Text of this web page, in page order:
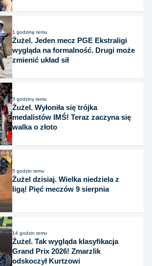
1 godzinę temu
Żużel. Jeden mecz PGE Ekstraligi
wygląda na formalność. Drugi może
zmienić układ sił
3 godziny temu
Żużel. Wyłoniła się trójka
medalistów IMŚ! Teraz zaczyna się
walka o złoto
5 godzin temu
Żużel dzisiaj. Wielka niedziela z
ligą! Pięć meczów 9 sierpnia
14 godzin temu
Żużel. Tak wygląda klasyfikacja
Grand Prix 2026! Zmarzlik
odskoczył Kurtzowi